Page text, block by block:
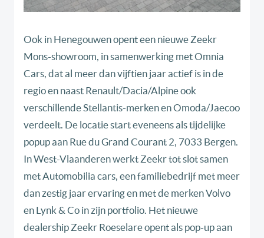
Ook in Henegouwen opent een nieuwe Zeekr
Mons-showroom, in samenwerking met Omnia
Cars, dat al meer dan vijftien jaar actief is in de
regio en naast Renault/Dacia/Alpine ook
verschillende Stellantis-merken en Omoda/Jaecoo
verdeelt. De locatie start eveneens als tijdelijke
popup aan Rue du Grand Courant 2, 7033 Bergen.
In West-Vlaanderen werkt Zeekr tot slot samen
met Automobilia cars, een familiebedrijf met meer
dan zestig jaar ervaring en met de merken Volvo
en Lynk & Co in zijn portfolio. Het nieuwe
dealership Zeekr Roeselare opent als pop-up aan